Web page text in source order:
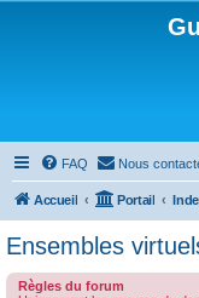
FAQ Nous
Accueil Portail
Ensembles
Règles du forum